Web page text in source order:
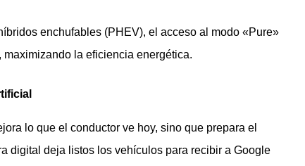
enchufables (PHEV), el acceso al modo «Pure»
la eficiencia energética.
lo que el conductor ve hoy, sino que prepara el
digital deja listos los vehículos para recibir a Google